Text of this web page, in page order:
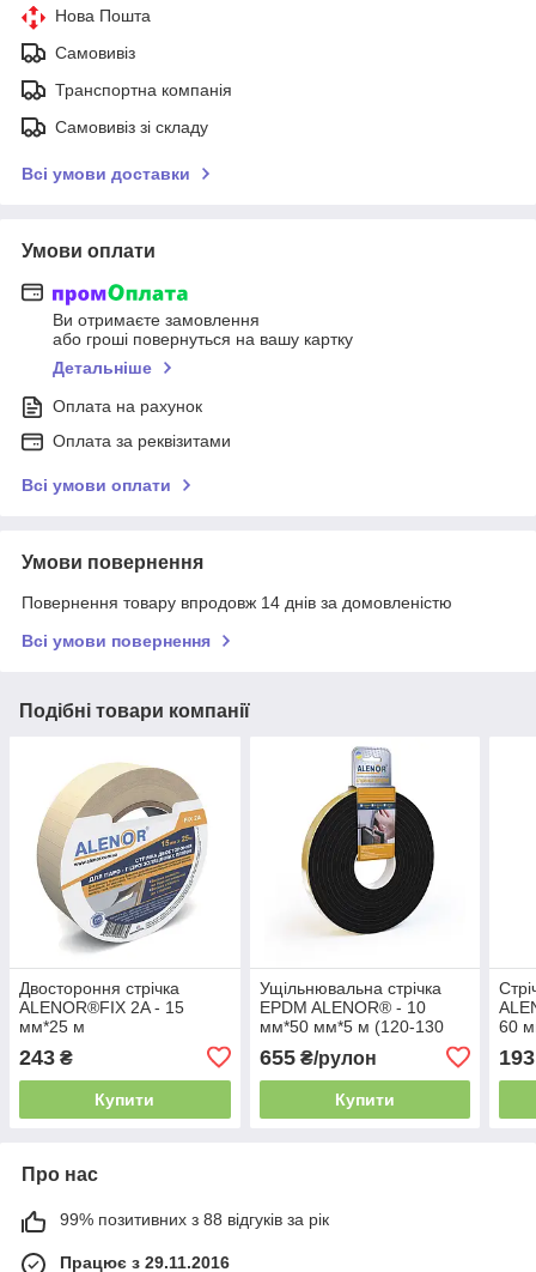
Нова Пошта
Самовивіз
Транспортна компанія
Самовивіз зі складу
Всі умови доставки
Умови оплати
Ви отримаєте замовлення
або гроші повернуться на вашу картку
Детальніше
Оплата на рахунок
Оплата за реквізитами
Всі умови оплати
Умови повернення
Повернення товару впродовж 14 днів за домовленістю
Всі умови повернення
Подібні товари компанії
Двостороння стрічка
ALENOR®FIX 2A - 15
мм*25 м
243 ₴
Купити
Ущільнювальна стрічка
EPDM ALENOR® - 10
мм*50 мм*5 м (120-130
655₴/рулон
Купити
60
193
Про нас
99% позитивних з 88 відгуків за рік
Працює з 29.11.2016